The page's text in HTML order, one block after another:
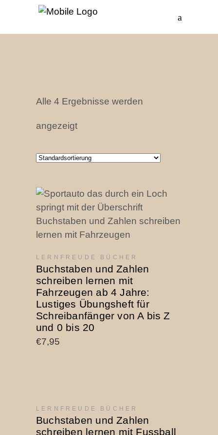
Alle 4 Ergebnisse werden
angezeigt
PRODUKT BEI AMAZON
KAUFEN
LERNFREUDE BÜCHER
Buchstaben und Zahlen
schreiben lernen mit
Fahrzeugen ab 4 Jahre:
Lustiges Übungsheft für
Schreibanfänger von A bis Z
und 0 bis 20
€7,95
KAUFEN
LERNFREUDE BÜCHER
Buchstaben und Zahlen
schreiben lernen mit Fussball